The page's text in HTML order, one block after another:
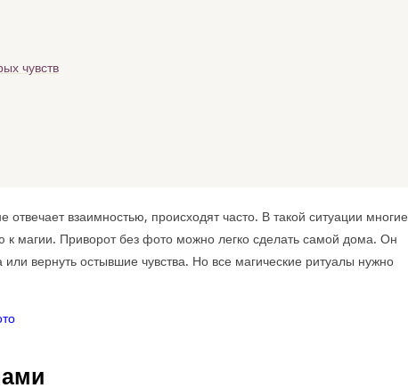
чувств
взаимностью, происходят часто. В такой ситуации многие
магии. Приворот без фото можно легко сделать самой дома. Он
вернуть остывшие чувства. Но все магические ритуалы нужно